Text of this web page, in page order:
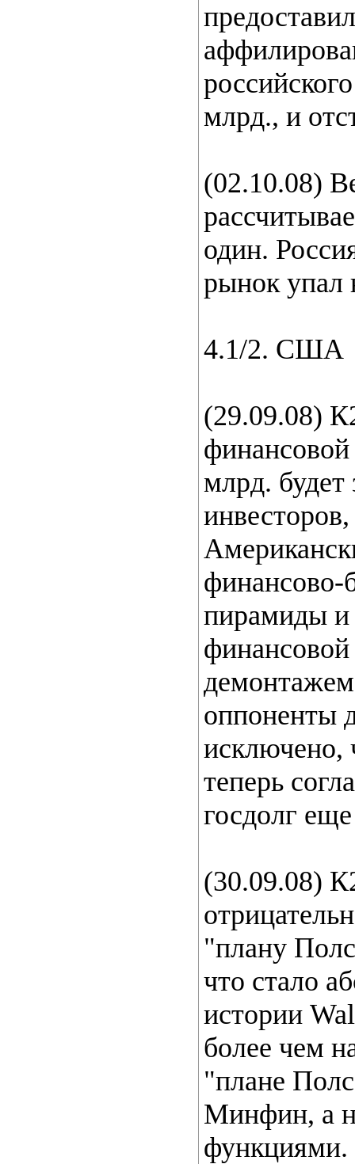
млрд., и
(02.10.08)
один.
рынок упал
4.1/2. США
(29.09.08)
млрд. будет
финансово-
пирамиды и
оппоненты
исключено,
теперь
госдолг
(30.09.08)
"плану
что стало
истории
более чем
"плане
Минфин, а